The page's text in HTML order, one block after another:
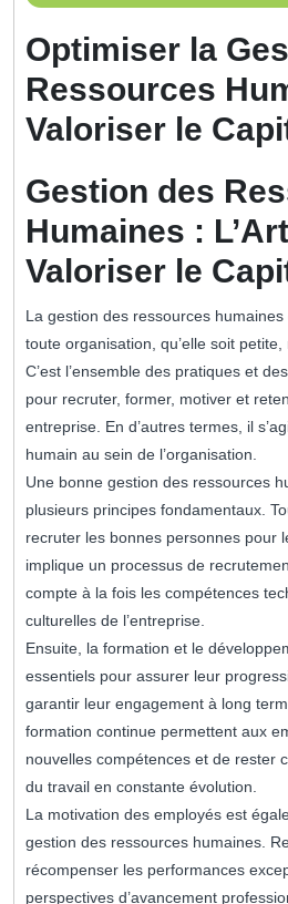
janvier
Optimiser la
Ressources
Valoriser le
Gestion des
Humaines :
Valoriser le
La gestion des ressources
toute organisation, qu’elle soit
C’est l’ensemble des pratiques et
pour recruter, former, motiver et
entreprise. En d’autres termes, il
humain au sein de l’organisation.
Une bonne gestion des ressources
plusieurs principes fondamentaux.
recruter les bonnes personnes pour
implique un processus de
compte à la fois les compétences
culturelles de l’entreprise.
Ensuite, la formation et le
essentiels pour assurer leur
garantir leur engagement à long
formation continue permettent aux
nouvelles compétences et de rester
du travail en constante évolution.
La motivation des employés est
gestion des ressources humaines.
récompenser les performances
perspectives d’avancement